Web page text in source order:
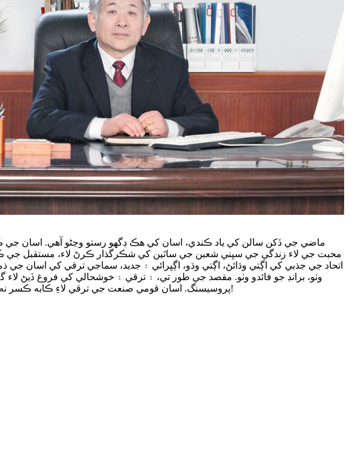
ماضي جي ڏکن سالن کي ياد ڪندي، اسان کي هڪ ڊگهو رستو وڃڻو آهي. اسان جي
محبت جي لاء زندگي جي سڀني شعبن جي ساٿين کي شڪرگذار ڪرڻ لاء، مستقبل جي
اتحاد جي جذبي کي اڳتي وڌائڻ، اڳتي وڌو، اڳڀرائي ۽ جديد، سماجي ترقي کي اسان جي
وٺو، برانڊ جو فائدو وٺو. مقصد جي طور تي، ۽ ترقي ۽ خوشحالي کي فروغ ڏيڻ لاء
پروسيسنگ. اسان قومي صنعت جي ترقي لاءِ ڪابه ڪسر نه ڇڏينداسين!